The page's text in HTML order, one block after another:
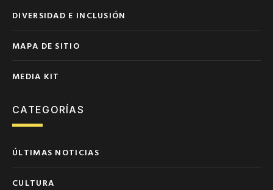
DIVERSIDAD E INCLUSIÓN
MAPA DE SITIO
MEDIA KIT
CATEGORÍAS
ÚLTIMAS NOTICIAS
CULTURA